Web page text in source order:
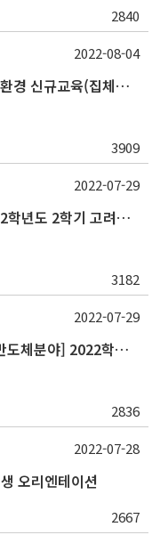
2840
2022. 2학기 연구활동종사자 안전환경 신규교육(집체교육) 실시 안내 (이화학 연구실 신입생 및 연구원 필수)
3909
2022-08-04
[에너지신산업 혁신공유대학] 2022학년도 2학기 고려대학교 교류 수학 안내
3182
2022-07-29
[디지털혁신공유대학사업 차세대반도체분야] 2022학년도 2학기 포항공과대학교 교류 수학 안내
2836
2022-07-29
오리엔테이션
2667
2022-07-28